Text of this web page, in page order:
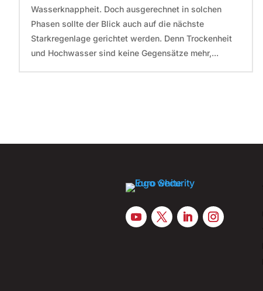
Wasserknappheit. Doch ausgerechnet in solchen
Phasen sollte der Blick auch auf die nächste
Starkregenlage gerichtet werden. Denn Trockenheit
und Hochwasser sind keine Gegensätze mehr,...